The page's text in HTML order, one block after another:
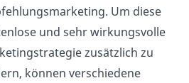
Um diese
und sehr wirkungsvolle
zusätzlich zu
können verschiedene